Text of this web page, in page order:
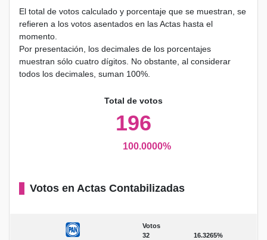
El total de votos calculado y porcentaje que se muestran, se
refieren a los votos asentados en las Actas hasta el
momento.
Por presentación, los decimales de los porcentajes
muestran sólo cuatro dígitos. No obstante, al considerar
todos los decimales, suman 100%.
Total de votos
196
100.0000%
Votos en Actas Contabilizadas
Votos
32
16.3265%